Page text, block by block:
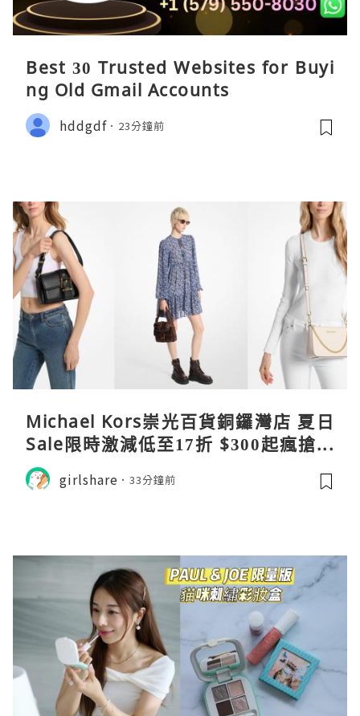
Best 30 Trusted Websites for Buyi
ng Old Gmail Accounts
hddgdf 23分鐘前
Michael Kors崇光百貨銅鑼灣店 夏日
Sale限時激減低至17折 $300起瘋搶爆
款手袋服飾
girlshare 33分鐘前